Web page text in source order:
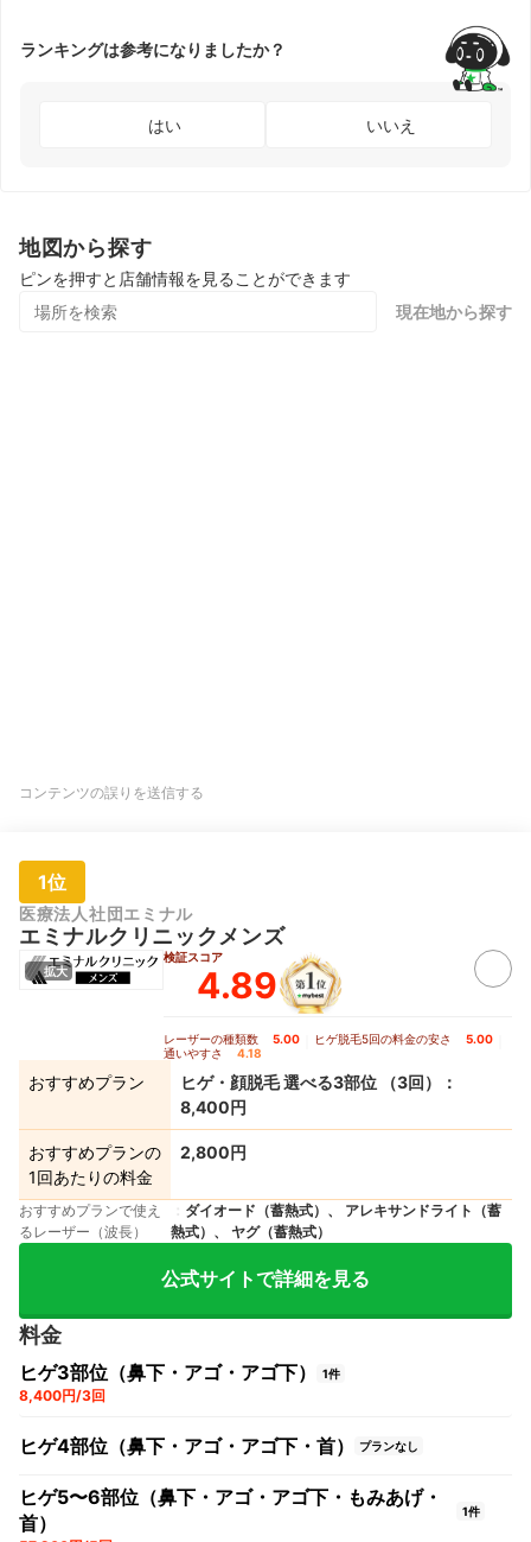
ランキングは参考になりましたか？
はい いいえ
地図から探す
ピンを押すと店舗情報を見ることができます
現在地から探す
コンテンツの誤りを送信する
1位
医療法人社団エミナル
エミナルクリニックメンズ
拡大
検証スコア
4.89
レーザーの種類数 5.00 ヒゲ脱毛5回の料金の安さ 5.00
通いやすさ 4.18
おすすめプラン
ヒゲ・顔脱毛 選べる3部位 （3回）：
8,400円
おすすめプランの
1回あたりの料金
2,800円
おすすめプランで使え
るレーザー（波長）
ダイオード（蓄熱式）、 アレキサンドライト（蓄
熱式）、 ヤグ（蓄熱式）
公式サイトで詳細を見る
料金
ヒゲ3部位（鼻下・アゴ・アゴ下） 1件
8,400円/3回
ヒゲ4部位（鼻下・アゴ・アゴ下・首） プランなし
ヒゲ5〜6部位（鼻下・アゴ・アゴ下・もみあげ・
首）
1件